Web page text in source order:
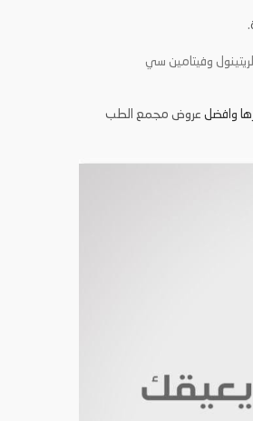
.
وفيتامين سي
وافضل عروض مجمع الطب